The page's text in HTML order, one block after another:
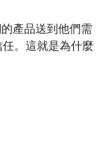
產品送到他們需
任。這就是為什麼